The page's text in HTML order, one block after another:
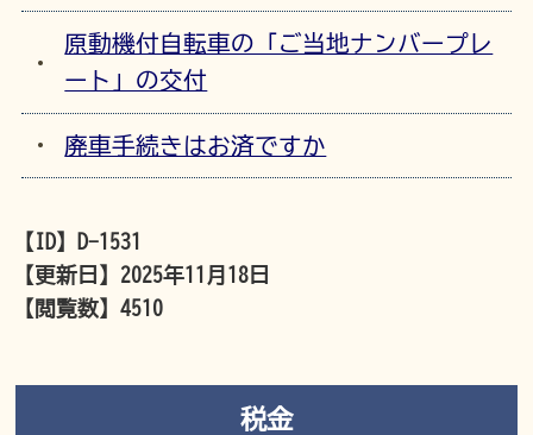
原動機付自転車の「ご当地ナンバープレ
ート」の交付
廃車手続きはお済ですか
【ID】
D-1531
【更新日】 2025年11月18日
【閲覧数】4510
税金